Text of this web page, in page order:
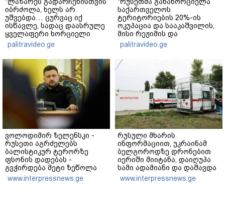
იბრძოლა, ხელს არ
უშვებდა… ცურვაც იქ
ისწავლე, სადაც დაასრულე
ყველაფერი ხორციელი
ცხოვრებიდან" – რას წერს
ხობში დაღუპული დედა-
შვილის ახლობელი?
palitravideo.ge
საქართველოს
ტერიტორიების 20%-ის
ოკუპაცია და სააკაშვილის,
მისი რეჟიმის და
"ნაცმოძრაობის" ღალატი
ვერანაირად ვერ
გადაფარავს ამ
დანაშაულს" - ირაკლი
palitravideo.ge
ვოლოდიმირ ზელენსკი -
რუსეთი აგრძელებს
ბალისტიკურ ტერორზე
ფსონის დადებას -
გვჭირდება მეტი ზეწოლა
www.interpressnews.ge
რუსული მხარის
ინფორმაციით, უკრაინამ
ბელგოროდზე დრონებით
იერიში მიიტანა, დაიღუპა
სამი ადამიანი და დაშავდა
25
www.interpressnews.ge